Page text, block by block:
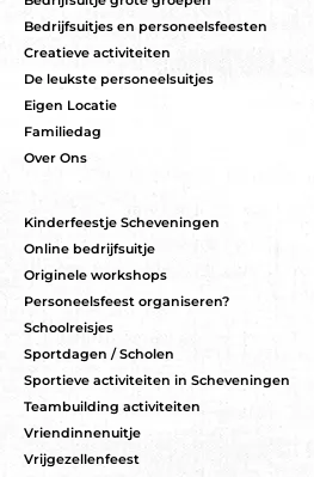
Bedrijfsuitjes en personeelsfeesten
Creatieve activiteiten
De leukste personeelsuitjes
Eigen Locatie
Familiedag
Over Ons
Kinderfeestje Scheveningen
Online bedrijfsuitje
Originele workshops
Personeelsfeest organiseren?
Schoolreisjes
Sportdagen / Scholen
Sportieve activiteiten in Scheveningen
Teambuilding activiteiten
Vriendinnenuitje
Vrijgezellenfeest